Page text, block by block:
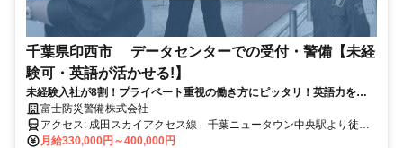
千葉県印西市 データセンターでの受付・警備【未経
験可・英語が活かせる!】
未経験入社が8割！プライベート重視の働き方にピッタリ！英語力を活
かせます！！
富士防災警備株式会社
アクセス: 成田スカイアクセス線 千葉ニュータウン中央駅より徒歩
15分
月給330,000円～400,000円